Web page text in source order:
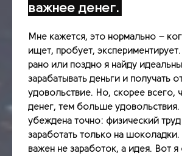
важнее денег.
Мне кажется, это нормально –
ищет, пробует,
рано или поздно я найду
зарабатывать деньги и получать
удовольствие. Но, скорее всего,
денег, тем больше
убеждена точно: физический
заработать только на
важен не заработок, а идея. Вот я